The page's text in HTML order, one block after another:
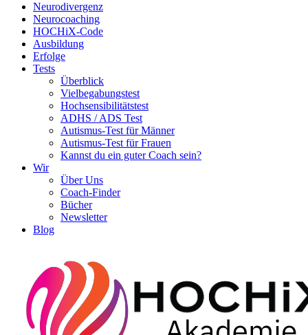
Neurodivergenz
Neurocoaching
HOCHiX-Code
Ausbildung
Erfolge
Tests
Überblick
Vielbegabungstest
Hochsensibilitätstest
ADHS / ADS Test
Autismus-Test für Männer
Autismus-Test für Frauen
Kannst du ein guter Coach sein?
Wir
Über Uns
Coach-Finder
Bücher
Newsletter
Blog